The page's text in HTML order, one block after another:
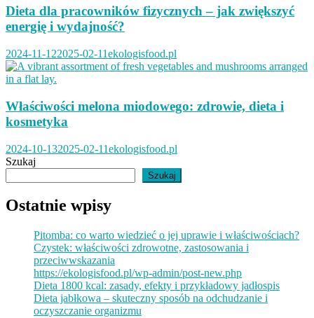
Dieta dla pracowników fizycznych – jak zwiększyć
energię i wydajność?
2024-11-122025-02-11ekologisfood.pl
Właściwości melona miodowego: zdrowie, dieta i
kosmetyka
2024-10-132025-02-11ekologisfood.pl
Szukaj
Szukaj
Ostatnie wpisy
Pitomba: co warto wiedzieć o jej uprawie i właściwościach?
Czystek: właściwości zdrowotne, zastosowania i
przeciwwskazania
https://ekologisfood.pl/wp-admin/post-new.php
Dieta 1800 kcal: zasady, efekty i przykładowy jadłospis
Dieta jabłkowa – skuteczny sposób na odchudzanie i
oczyszczanie organizmu